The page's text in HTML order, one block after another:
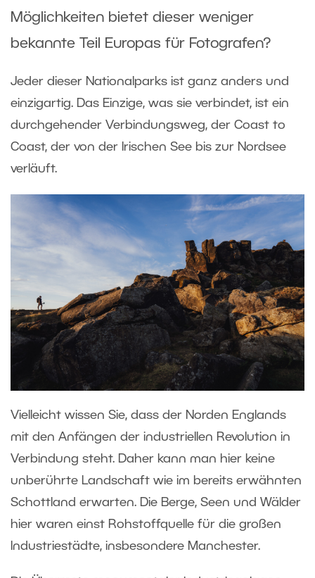
Möglichkeiten bietet dieser weniger
bekannte Teil Europas für Fotografen?
Jeder dieser Nationalparks ist ganz anders und
einzigartig. Das Einzige, was sie verbindet, ist ein
durchgehender Verbindungsweg, der Coast to
Coast, der von der Irischen See bis zur Nordsee
verläuft.
Vielleicht wissen Sie, dass der Norden Englands
mit den Anfängen der industriellen Revolution in
Verbindung steht. Daher kann man hier keine
unberührte Landschaft wie im bereits erwähnten
Schottland erwarten. Die Berge, Seen und Wälder
hier waren einst Rohstoffquelle für die großen
Industriestädte, insbesondere Manchester.